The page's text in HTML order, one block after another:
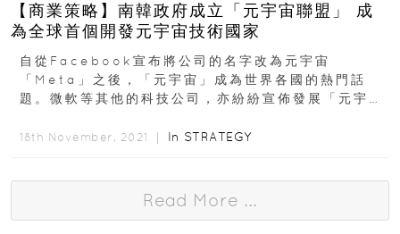
【商業策略】南韓政府成立「元宇宙聯盟」 成
為全球首個開發元宇宙技術國家
自從Facebook宣布將公司的名字改為元宇宙
「Meta」之後，「元宇宙」成為世界各國的熱門話
題。微軟等其他的科技公司，亦紛紛宣佈發展「元宇
18th November, 2021 ｜ In STRATEGY
Read More ...